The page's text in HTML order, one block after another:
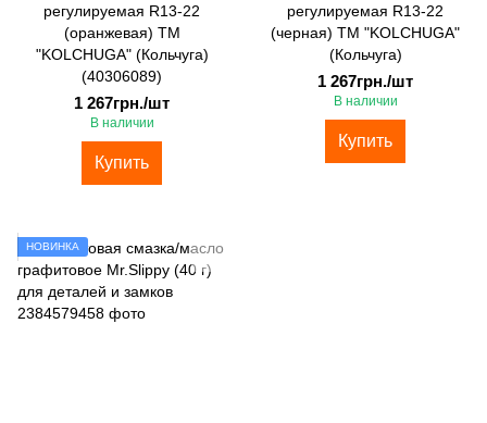
регулируемая R13-22
(оранжевая) ТМ
"KOLCHUGA" (Кольчуга)
(40306089)
1 267грн./шт
В наличии
Купить
регулируемая R13-22
(черная) ТМ "KOLCHUGA"
(Кольчуга)
1 267грн./шт
В наличии
Купить
НОВИНКА